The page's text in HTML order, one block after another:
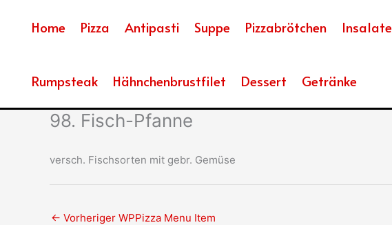
Home Pizza Antipasti Suppe Pizzabrötchen Insalate
Rumpsteak Hähnchenbrustfilet Dessert Getränke
98. Fisch-Pfanne
versch. Fischsorten mit gebr. Gemüse
← Vorheriger WPPizza Menu Item